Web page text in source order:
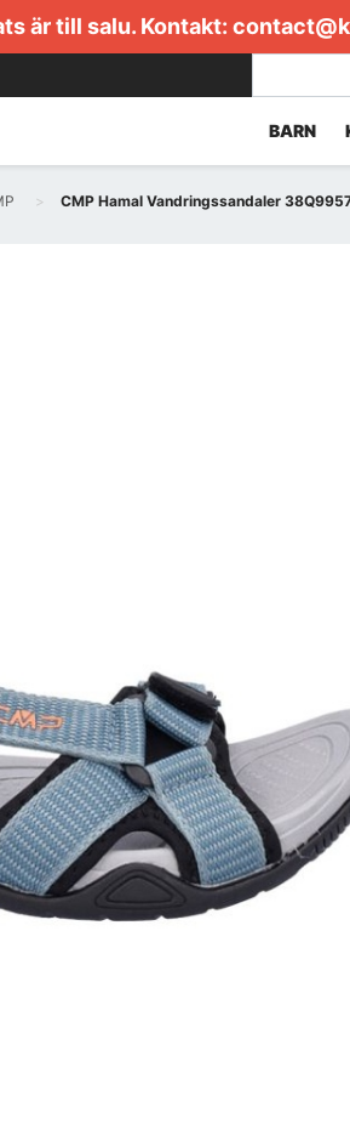
är till salu. Kontakt:
BARN
CMP Hamal Vandringssandaler